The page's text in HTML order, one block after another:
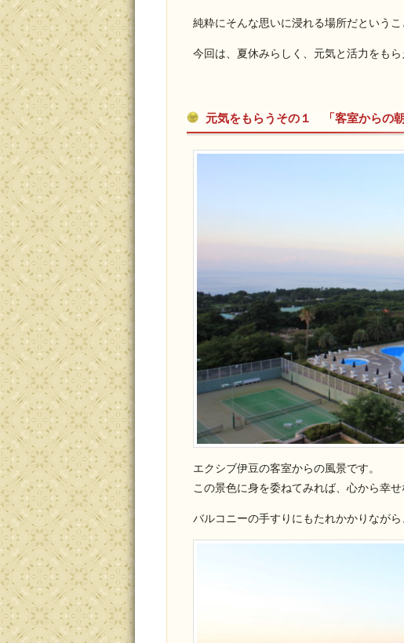
純粋にそんな思いに浸れる場所だというこ
今回は、夏休みらしく、元気と活力をも
元気をもらうその１ 「客室からの朝
エクシブ伊豆の客室からの風景です。
この景色に身を委ねてみれば、心から幸
バルコニーの手すりにもたれかかりなが